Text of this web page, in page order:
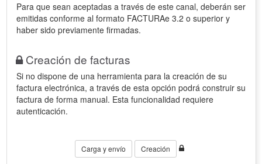
Para que sean aceptadas a través de este canal, deberán ser
emitidas conforme al formato FACTURAe 3.2 o superior y
haber sido previamente firmadas.
Creación de facturas
Si no dispone de una herramienta para la creación de su
factura electrónica, a través de esta opción podrá construir su
factura de forma manual. Esta funcionalidad requiere
autenticación.
Carga y envío Creación